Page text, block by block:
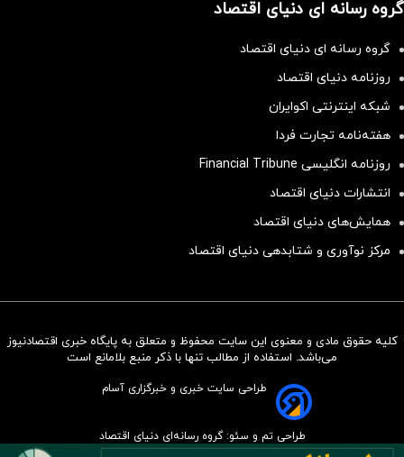
سرمایه‌گذاری همسنگ با شاخص
گروه رسانه ای دنیای اقتصاد
گروه رسانه ای دنیای اقتصاد
روزنامه دنیای اقتصاد
شبکه اینترنتی اکوایران
هفته‌نامه تجارت فردا
روزنامه انگلیسی Financial Tribune
انتشارات دنیای اقتصاد
همایش‌های دنیای اقتصاد
مرکز نوآوری و شتابدهی دنیای اقتصاد
کلیه حقوق مادی و معنوی این سایت محفوظ و متعلق به پایگاه خبری اقتصادنیوز
می‌باشد. استفاده از مطالب تنها با ذکر منبع بلامانع است
طراحی سایت خبری و خبرگزاری آسام
طراحی تم و سئو: گروه رسانه‌ای دنیای اقتصاد